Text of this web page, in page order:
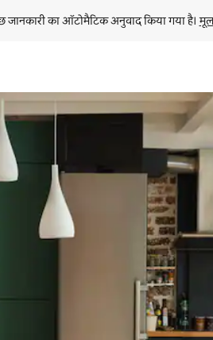
जानकारी का ऑटोमैटिक अनुवाद किया गया है। मूल